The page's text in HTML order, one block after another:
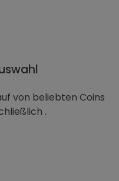
von beliebten Coins
.